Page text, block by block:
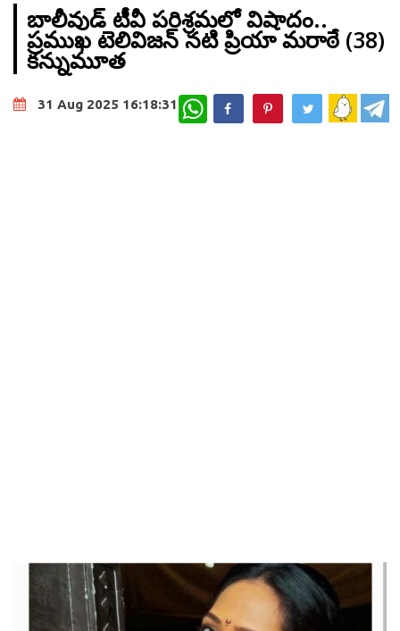
బాలీవుడ్ టీవీ పరిశ్రమలో విషాదం..
ప్రముఖ టెలివిజన్ నటి ప్రియా మరాఠే (38)
కన్నుమూత
31 Aug 2025 16:18:31 WhatsApp